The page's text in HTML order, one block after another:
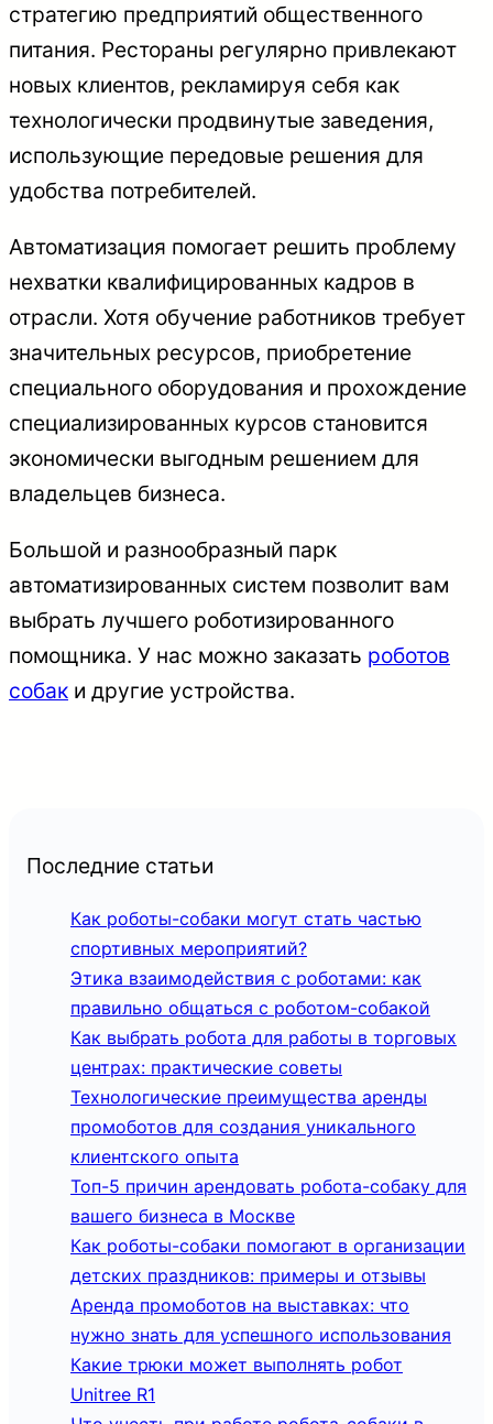
стратегию предприятий общественного
питания. Рестораны регулярно привлекают
новых клиентов, рекламируя себя как
технологически продвинутые заведения,
использующие передовые решения для
удобства потребителей.
Автоматизация помогает решить проблему
нехватки квалифицированных кадров в
отрасли. Хотя обучение работников требует
значительных ресурсов, приобретение
специального оборудования и прохождение
специализированных курсов становится
экономически выгодным решением для
владельцев бизнеса.
Большой и разнообразный парк
автоматизированных систем позволит вам
выбрать лучшего роботизированного
помощника. У нас можно заказать роботов
собак и другие устройства.
Последние статьи
Как роботы-собаки могут стать частью
спортивных мероприятий?
Этика взаимодействия с роботами: как
правильно общаться с роботом-собакой
Как выбрать робота для работы в торговых
центрах: практические советы
Технологические преимущества аренды
промоботов для создания уникального
клиентского опыта
Топ-5 причин арендовать робота-собаку для
вашего бизнеса в Москве
Как роботы-собаки помогают в организации
детских праздников: примеры и отзывы
Аренда промоботов на выставках: что
нужно знать для успешного использования
Какие трюки может выполнять робот
Unitree R1